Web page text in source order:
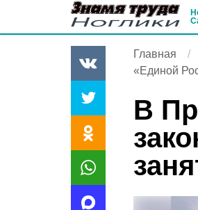
Главная
«Единой
В